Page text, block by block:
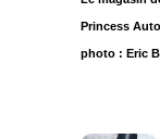
Le magasin
Princess
photo : Eric